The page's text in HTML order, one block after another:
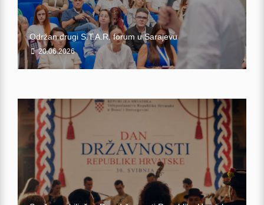
Održan drugi S.T.A.R. forum u Sarajevu
20.06.2026